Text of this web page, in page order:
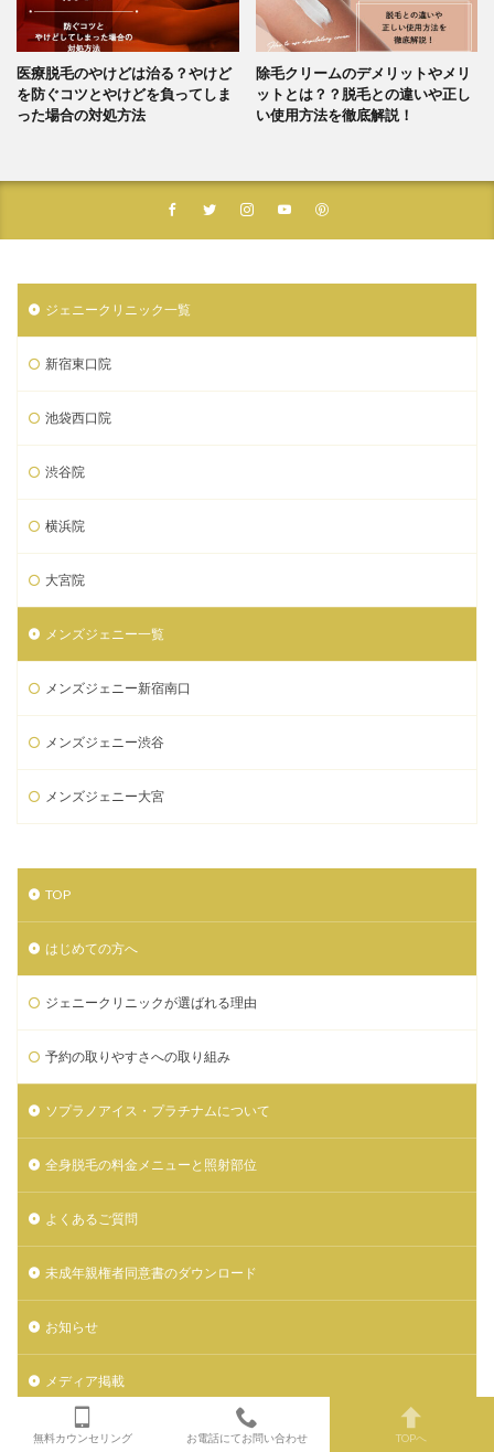
医療脱毛のやけどは治る？やけど
を防ぐコツとやけどを負ってしま
った場合の対処方法
除毛クリームのデメリットやメリ
ットとは？？脱毛との違いや正し
い使用方法を徹底解説！
ジェニークリニック一覧
新宿東口院
池袋西口院
渋谷院
横浜院
大宮院
メンズジェニー一覧
メンズジェニー新宿南口
メンズジェニー渋谷
メンズジェニー大宮
TOP
はじめての方へ
ジェニークリニックが選ばれる理由
予約の取りやすさへの取り組み
ソプラノアイス・プラチナムについて
全身脱毛の料金メニューと照射部位
よくあるご質問
未成年親権者同意書のダウンロード
お知らせ
メディア掲載
マンガでわかるジェニークリニック
無料カウンセリング お電話にてお問い合わせ TOPへ